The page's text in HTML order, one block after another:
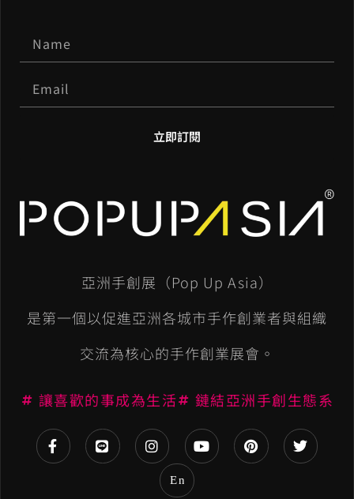
亞洲手創展（Pop Up Asia）
是第一個以促進亞洲各城市手作創業者與組織
交流為核心的手作創業展會。
讓喜歡的事成為生活 鏈結亞洲手創生態系
En
立即訂閱
l
t
n
i